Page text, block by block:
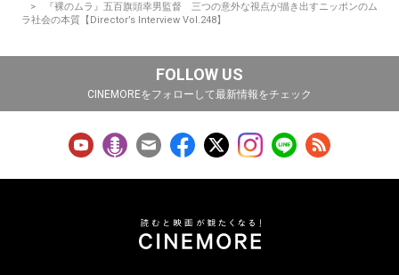
『裸のムラ』五百旗頭幸男監督 三つの意外な視点が描き出すニッポンのム
ラ社会の本質【Director’s Interview Vol.248】
FOLLOW US
CINEMOREをフォローして最新情報をチェック